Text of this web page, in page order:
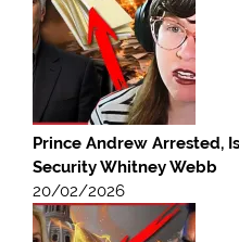
Prince Andrew Arrested,
Security Whitney Webb
20/02/2026